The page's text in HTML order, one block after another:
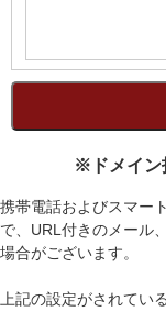
※ドメイン
携帯電話およびスマー
で、URL付きのメール
場合がございます。
上記の設定がされてい